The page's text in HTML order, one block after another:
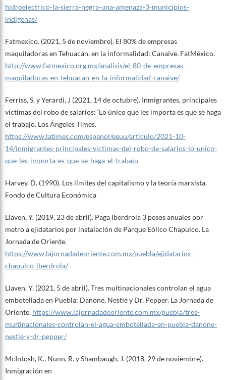
hidroelectrico-la-sierra-negra-una-amenaza-3-municipios-
indigenas/
Fatmexico. (2021, 5 de noviembre). El 80% de empresas
maquiladoras en Tehuacán, en la informalidad: Canaive. FatMéxico.
http://www.fatmexico.org.mx/analisis/el-80-de-empresas-
maquiladoras-en-tehuacan-en-la-informalidad-canaive/
Ferriss, S. y Yerardi, J (2021, 14 de octubre). Inmigrantes, principales
víctimas del robo de salarios: ‘Lo único que les importa es que se haga
el trabajo’. Los Ángeles Times.
https://www.latimes.com/espanol/eeuu/articulo/2021-10-
14/inmigrantes-principales-victimas-del-robo-de-salarios-lo-unico-
que-les-importa-es-que-se-haga-el-trabajo
Harvey, D. (1990). Los límites del capitalismo y la teoría marxista.
Fondo de Cultura Económica
Llaven, Y. (2019, 23 de abril). Paga Iberdrola 3 pesos anuales por
metro a ejidatarios por instalación de Parque Eólico Chapulco. La
Jornada de Oriente.
https://www.lajornadadeoriente.com.mx/puebla/ejidatarios-
chapulco-iberdrola/
Llaven, Y. (2021, 5 de abril). Tres multinacionales controlan el agua
embotellada en Puebla: Danone, Nestlé y Dr. Pepper. La Jornada de
Oriente. https://www.lajornadadeoriente.com.mx/puebla/tres-
multinacionales-controlan-el-agua-embotellada-en-puebla-danone-
nestle-y-dr-pepper/
McIntosh, K., Nunn, R. y Shambaugh, J. (2018, 29 de noviembre).
Inmigración en